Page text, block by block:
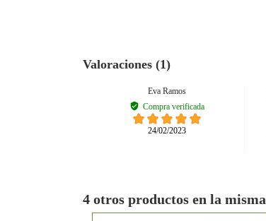
Valoraciones (1)
Eva Ramos
Compra verificada
24/02/2023
4 otros productos en la